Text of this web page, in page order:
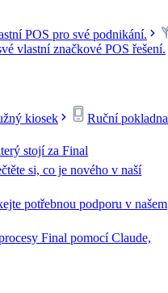
POS pro své podnikání.
vlastní značkové POS řešení.
kiosek Ruční pokladna
stojí za Final
si, co je nového v naší
potřebnou podporu v našem
Final pomocí Claude,